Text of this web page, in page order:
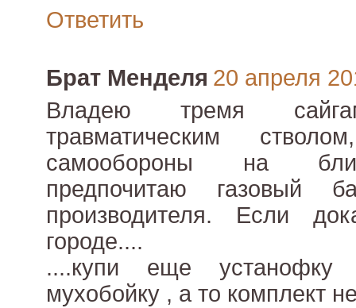
Ответить
Брат Менделя 20 апреля
Владею тремя
травматическим
самообороны на
предпочитаю газовый
производителя. Если
городе....
....купи еще устанофку
мухобойку , а то комплект